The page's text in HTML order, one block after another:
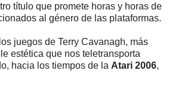
título que promete horas y horas de
al género de las plataformas.
juegos de Terry Cavanagh, más
estética que nos teletransporta
hacia los tiempos de la Atari 2006,